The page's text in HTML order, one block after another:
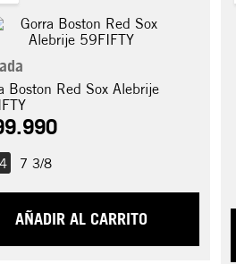
Boston Red Sox Alebrije
.990
7 3/8
AÑADIR AL CARRITO